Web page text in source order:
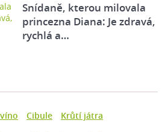
Snídaně, kterou milovala
princezna Diana: Je zdravá,
rychlá a…
Cibule
Krůtí játra